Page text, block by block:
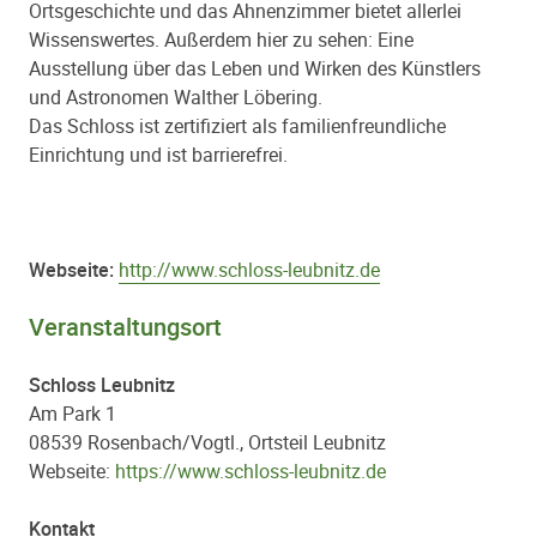
Ortsgeschichte und das Ahnenzimmer bietet allerlei
Wissenswertes. Außerdem hier zu sehen: Eine
Ausstellung über das Leben und Wirken des Künstlers
und Astronomen Walther Löbering.
Das Schloss ist zertifiziert als familienfreundliche
Einrichtung und ist barrierefrei.
Webseite: http://www.schloss-leubnitz.de
Veranstaltungsort
Schloss Leubnitz
Am Park 1
08539 Rosenbach/Vogtl., Ortsteil Leubnitz
Webseite: https://www.schloss-leubnitz.de
Kontakt